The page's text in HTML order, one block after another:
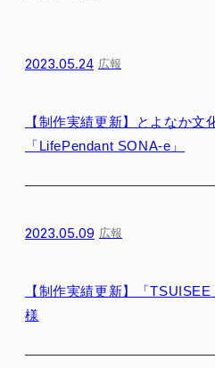
2023.05.24 広報
【制作実績更新】とよなか文
「LifePendant SONA-e」
2023.05.09 広報
【制作実績更新】「
様